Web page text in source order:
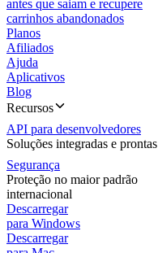
antes que saiam e recupere
carrinhos abandonados
Planos
Afiliados
Ajuda
Aplicativos
Blog
Recursos
API para desenvolvedores
Soluções integradas e prontas
Segurança
Proteção no maior padrão
internacional
Descarregar
para Windows
Descarregar